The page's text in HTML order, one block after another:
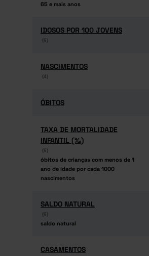
65 e mais anos
65 e mais anos
IDOSOS POR 100 JOVENS
(6)
IDOSOS POR 100 JOVENS
(6)
NASCIMENTOS
(4)
NASCIMENTOS
(4)
ÓBITOS
ÓBITOS
TAXA DE MORTALIDADE
INFANTIL (‰)
(6)
óbitos de crianças com menos de 1
ano de idade por cada 1000
nascimentos
TAXA DE MORTALIDADE
INFANTIL (‰)
(6)
óbitos de crianças com menos de 1
ano de idade por cada 1000
nascimentos
SALDO NATURAL
(6)
saldo natural
SALDO NATURAL
(6)
saldo natural
CASAMENTOS
CASAMENTOS